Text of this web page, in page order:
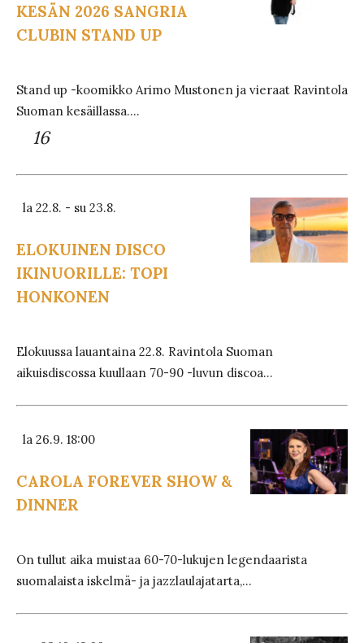
KESÄN 2026 SANGRIA
CLUBIN STAND UP
Stand up -koomikko Arimo Mustonen ja vieraat Ravintola
Suoman kesäillassa....
16
la 22.8. - su 23.8.
ELOKUINEN DISCO
IKINUORILLE: TOPI
HONKONEN
Elokuussa lauantaina 22.8. Ravintola Suoman
aikuisdiscossa kuullaan 70-90 -luvun discoa...
la 26.9. 18:00
CAROLA FOREVER SHOW &
DINNER
On tullut aika muistaa 60-70-lukujen legendaarista
suomalaista iskelmä- ja jazzlaulajatarta,...